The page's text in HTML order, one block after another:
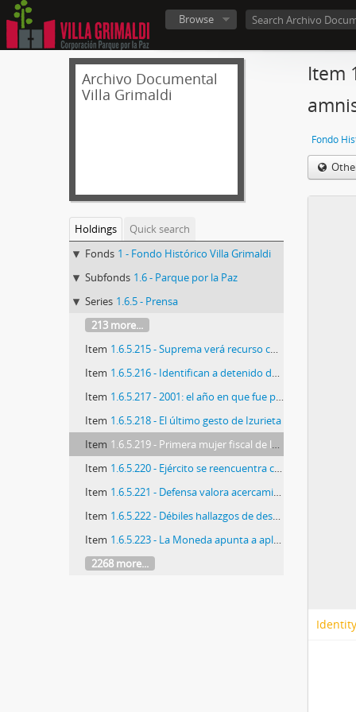
Browse
Archivo Documental
Villa Grimaldi
Holdings
Quick search
Fonds 1 - Fondo Histórico Villa Grimaldi
Subfonds 1.6 - Parque por la Paz
Series 1.6.5 - Prensa
213 more...
Item 1.6.5.215 - Suprema verá recurso contra sobreseimiento de Pinochet
Item 1.6.5.216 - Identifican a detenido desaparecido de la Décima Región
Item 1.6.5.217 - 2001: el año en que fue procesado Pinochet
Item 1.6.5.218 - El último gesto de Izurieta
Item 1.6.5.219 - Primera mujer fiscal de la Suprema recomienda no aplicar Ley de amnistía en caso de detenido desaparecido
Item 1.6.5.220 - Ejército se reencuentra con la memoria de general Prats
Item 1.6.5.221 - Defensa valora acercamiento de familia Prats con el Ejército
Item 1.6.5.222 - Débiles hallazgos de desaparecidos
Item 1.6.5.223 - La Moneda apunta a aplacar críticas a informe de FF.AA.
2268 more...
Item
Fondo